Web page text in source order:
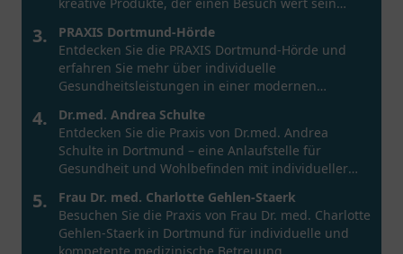
3.
PRAXIS Dortmund-Hörde
Entdecken Sie die PRAXIS Dortmund-Hörde und
erfahren Sie mehr über individuelle
Gesundheitsleistungen in einer modernen
4.
Dr.med. Andrea Schulte
Entdecken Sie die Praxis von Dr.med. Andrea
Schulte in Dortmund – eine Anlaufstelle für
Gesundheit und Wohlbefinden mit individueller
5.
Frau Dr. med. Charlotte Gehlen-Staerk
Besuchen Sie die Praxis von Frau Dr. med. Charlotte
Gehlen-Staerk in Dortmund für individuelle und